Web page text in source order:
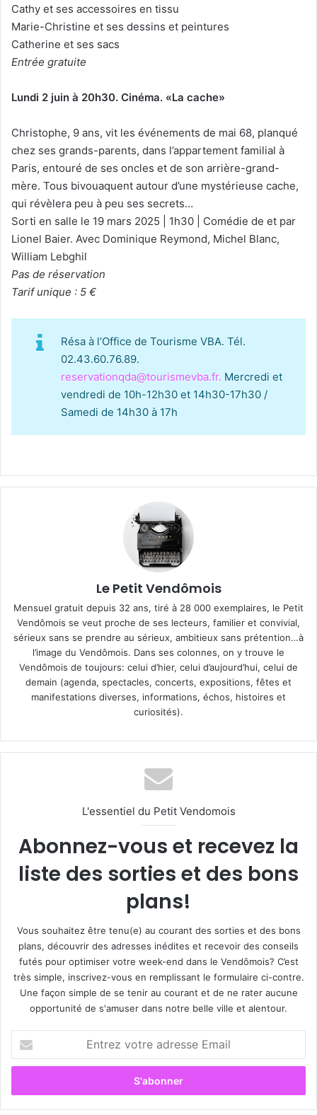
Cathy et ses accessoires en tissu
Marie-Christine et ses dessins et peintures
Catherine et ses sacs
Entrée gratuite
Lundi 2 juin à 20h30. Cinéma. «La cache»
Christophe, 9 ans, vit les événements de mai 68, planqué
chez ses grands-parents, dans l’appartement familial à
Paris, entouré de ses oncles et de son arrière-grand-
mère. Tous bivouaquent autour d’une mystérieuse cache,
qui révèlera peu à peu ses secrets…
Sorti en salle le 19 mars 2025 | 1h30 | Comédie de et par
Lionel Baier. Avec Dominique Reymond, Michel Blanc,
William Lebghil
Pas de réservation
Tarif unique : 5 €
Résa à l’Office de Tourisme VBA. Tél.
02.43.60.76.89.
reservationqda@tourismevba.fr. Mercredi et
vendredi de 10h-12h30 et 14h30-17h30 /
Samedi de 14h30 à 17h
Le Petit Vendômois
Mensuel gratuit depuis 32 ans, tiré à 28 000 exemplaires, le Petit
Vendômois se veut proche de ses lecteurs, familier et convivial,
sérieux sans se prendre au sérieux, ambitieux sans prétention…à
l’image du Vendômois. Dans ses colonnes, on y trouve le
Vendômois de toujours: celui d’hier, celui d’aujourd’hui, celui de
demain (agenda, spectacles, concerts, expositions, fêtes et
manifestations diverses, informations, échos, histoires et
curiosités).
L'essentiel du Petit Vendomois
Abonnez-vous et recevez la
liste des sorties et des bons
plans!
Vous souhaitez être tenu(e) au courant des sorties et des bons
plans, découvrir des adresses inédites et recevoir des conseils
futés pour optimiser votre week-end dans le Vendômois? C’est
très simple, inscrivez-vous en remplissant le formulaire ci-contre.
Une façon simple de se tenir au courant et de ne rater aucune
opportunité de s'amuser dans notre belle ville et alentour.
t
e
z